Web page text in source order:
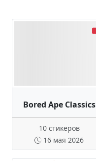
Bored Ape Classics
10 стикеров
16 мая 2026